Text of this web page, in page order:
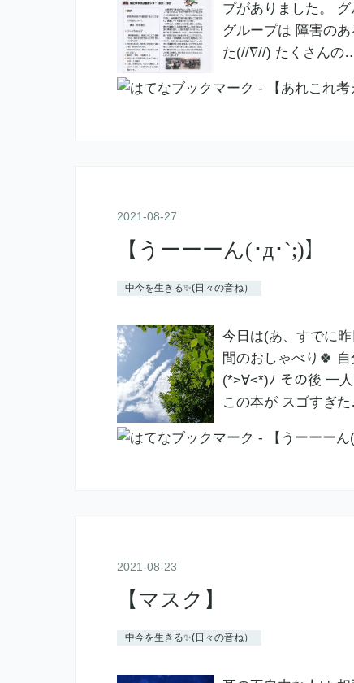
プがありました。
グループは 障害の
た(//∇//) たくさんの
2021-08-27
【うーーーん(･д･`;)】
中今を生きる✨(日々の音ね）
今日は(あ、すでに
間のおしゃべり🍀
(*>∀<*)ﾉ その後 一
この本が スゴすぎ
2021-08-23
【マスク】
中今を生きる✨(日々の音ね）